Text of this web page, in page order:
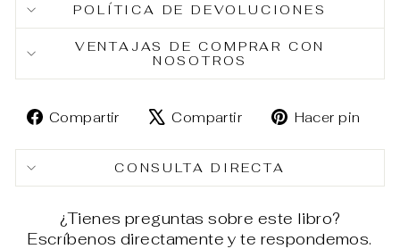
POLÍTICA DE DEVOLUCIONES
VENTAJAS DE COMPRAR CON
NOSOTROS
Compartir
Compartir
Facebook
Compartir
Tuitear
X
Hacer pin
CONSULTA DIRECTA
¿Tienes preguntas sobre este libro?
Escríbenos directamente y te respondemos.